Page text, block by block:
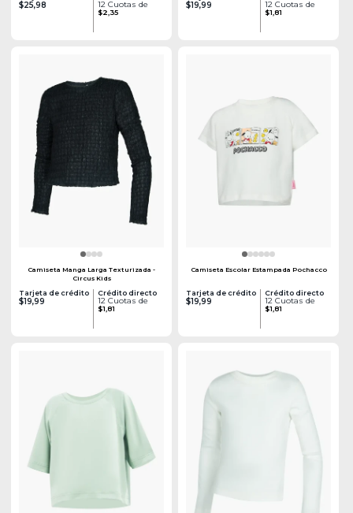
$25,98 12 Cuotas de
$2,35
$19,99 12 Cuotas de
$1,81
Camiseta Manga Larga Texturizada -
Circus Kids
Tarjeta de crédito
$19,99
Crédito directo
12 Cuotas de
$1,81
Camiseta Escolar Estampada Pochacco
Tarjeta de crédito
$19,99
Crédito directo
12 Cuotas de
$1,81